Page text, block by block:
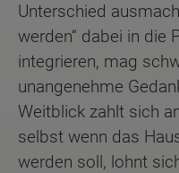
Unterschied
werden“ dabei in die
integrieren, mag
unangenehme
Weitblick zahlt sich
selbst wenn das
werden soll, lohnt